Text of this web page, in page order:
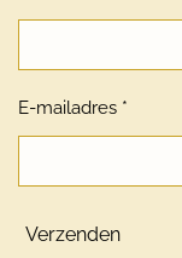
E-mailadres *
Verzenden